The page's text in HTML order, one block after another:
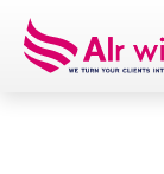
Dalla